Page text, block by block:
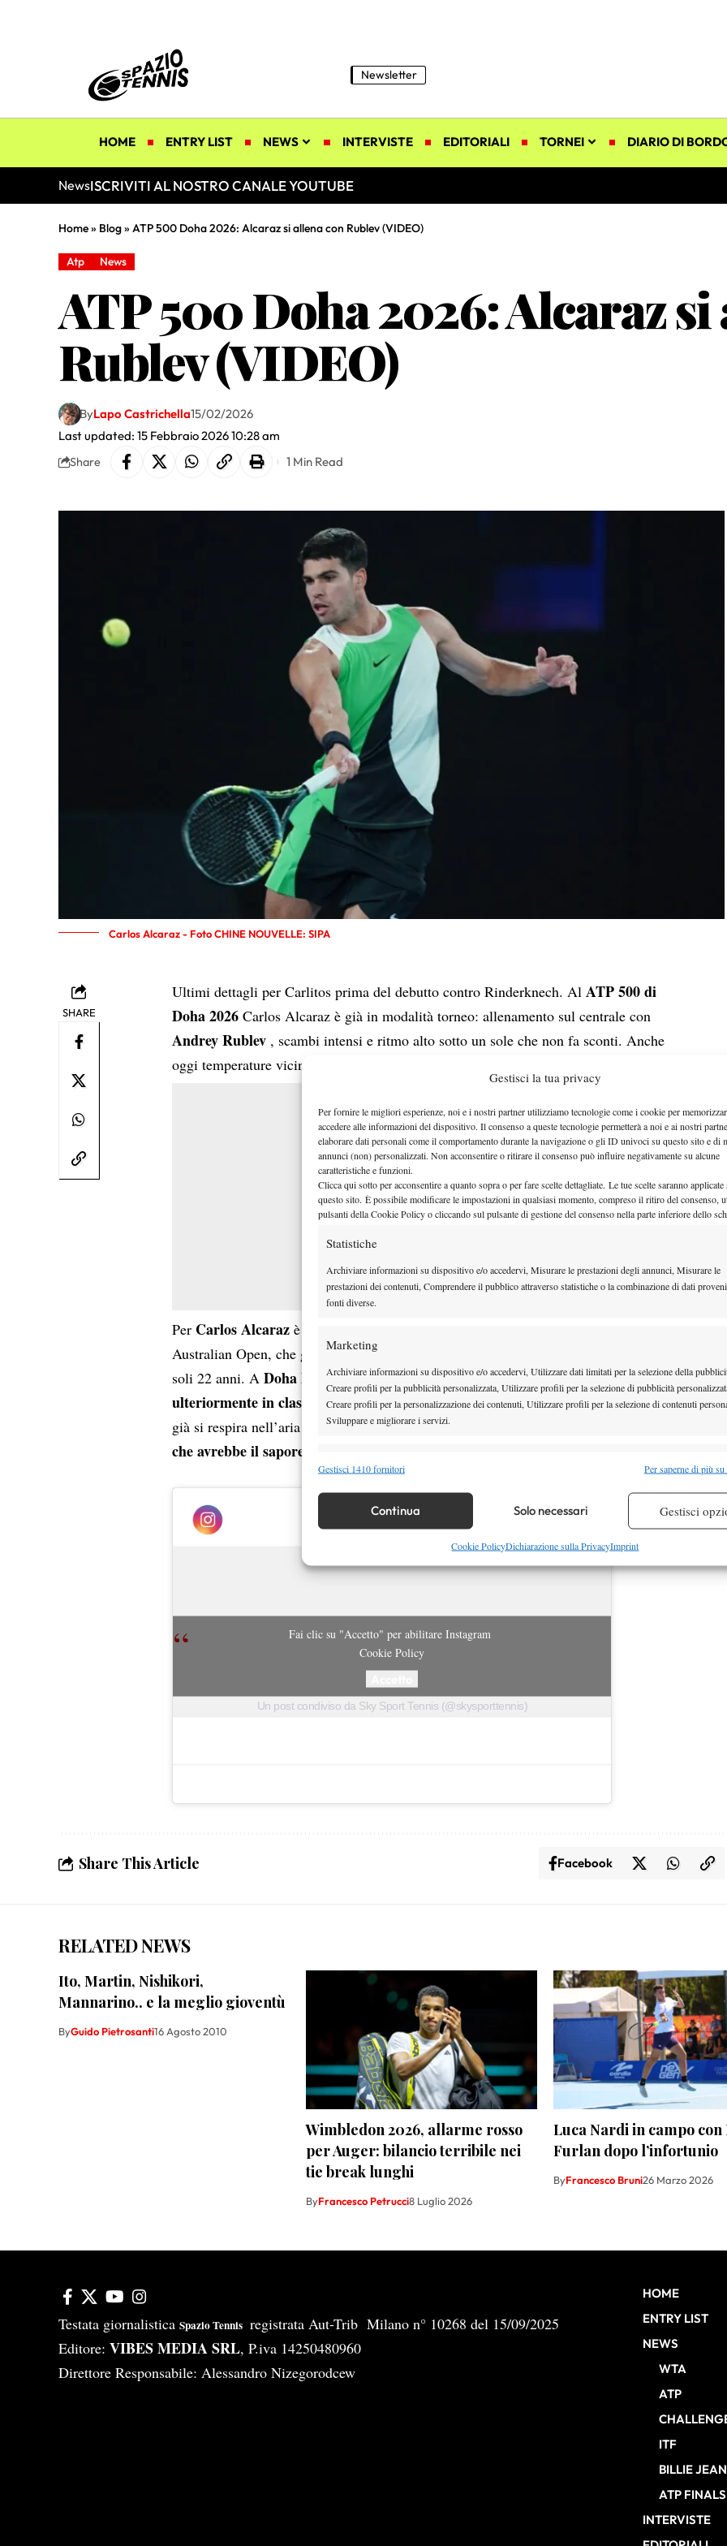
Gestisci la tua privacy
Per fornire le migliori esperienze, noi e i nostri partner utilizziamo tecnologie come i cookie per
accedere alle informazioni del dispositivo. Il consenso a queste tecnologie permetterà a noi e ai nostri
elaborare dati personali come il comportamento durante la navigazione o gli ID univoci su questo sito e di
annunci (non) personalizzati. Non acconsentire o ritirare il consenso può influire negativamente su alcune
caratteristiche e funzioni.
Clicca qui sotto per acconsentire a quanto sopra o per fare scelte dettagliate. Le tue scelte saranno applicate
questo sito. È possibile modificare le impostazioni in qualsiasi momento, compreso il ritiro del consenso,
pulsanti della Cookie Policy o cliccando sul pulsante di gestione del consenso nella parte inferiore dello
Statistiche
Archiviare informazioni su dispositivo e/o accedervi, Misurare le prestazioni degli annunci, Misurare le
prestazioni dei contenuti, Comprendere il pubblico attraverso statistiche o la combinazione di dati
fonti diverse.
Marketing
Archiviare informazioni su dispositivo e/o accedervi, Utilizzare dati limitati per la selezione della
Creare profili per la pubblicità personalizzata, Utilizzare profili per la selezione di pubblicità
Creare profili per la personalizzazione dei contenuti, Utilizzare profili per la selezione di contenuti
Sviluppare e migliorare i servizi.
Funzionalità
Identificare i dispositivi in base alle informazioni trasmesse automaticamente.
Garantire la sicurezza, prevenire e rilevare frodi, correggere errori,
Erogare e presentare pubblicità e contenuto, Salvare e comunicare le
Gestisci 1410 fornitori Per saperne di più
Continua Solo necessari Gestisci
Cookie PolicyDichiarazione sulla PrivacyImprint
Newsletter
HOME ENTRY LIST NEWS INTERVISTE EDITORIALI TORNEI DIARIO DI
NewsISCRIVITI AL NOSTRO CANALE YOUTUBE
Home» Blog» ATP 500 Doha 2026: Alcaraz si allena con Rublev (VIDEO)
Atp News
ATP 500 Doha 2026: Alcaraz
Rublev (VIDEO)
Last updated: 15 Febbraio 2026 10:28 am
ByLapo Castrichella15/02/2026
Share 1 Min Read
Carlos Alcaraz - Foto CHINE NOUVELLE: SIPA
SHARE
Ultimi dettagli per Carlitos prima del debutto contro Rinderknech. Al ATP 500 di
Doha 2026 Carlos Alcaraz è già in modalità torneo: allenamento sul centrale con
Andrey Rublev , scambi intensi e ritmo alto sotto un sole che non fa sconti. Anche
oggi temperature vicine ai 35 gradi sul cemento qatariota.
Per Carlos Alcaraz è il secondo appuntamento stagionale dopo la vittoria agli
Australian Open, che gli ha permesso di chiudere il cerchio del Career Grand Slam a
soli 22 anni. ADoha lo spagnolo cercherà un altro titolo per allungare
ulteriormente in classificasul numero due del mondo,Jannik Sinner. I due, come
già si respira nell’aria del torneo, potrebbero ritrovarsi faccia a faccia
che avrebbe il sapore di “Sincaraz” versione 2026.
Un post condiviso da Sky Sport Tennis (@skysporttennis)
Fai clic su "Accetto" per abilitare Instagram
Cookie Policy
Share This Article Facebook
RELATED NEWS
Ito, Martin, Nishikori,
Mannarino.. e la meglio gioventù
ByGuido Pietrosanti16 Agosto 2010
Wimbledon 2026, allarme rosso
per Auger: bilancio terribile nei
tie break lunghi
ByFrancesco Petrucci8 Luglio 2026
Luca Nardi in campo con
Furlan dopo l’infortunio
ByFrancesco Bruni26 Marzo 2026
Testata giornalistica Spazio Tennis registrata Aut-Trib Milano n° 10268 del 15/09/2025
Editore: VIBES MEDIA SRL, P.iva 14250480960
Direttore Responsabile: Alessandro Nizegorodcew
HOME
ENTRY LIST
NEWS
WTA
ATP
ITF
BILLIE
ATP FINALS
INTERVISTE